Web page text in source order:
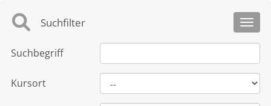
Suchfilter
Suchbegriff
Kursort